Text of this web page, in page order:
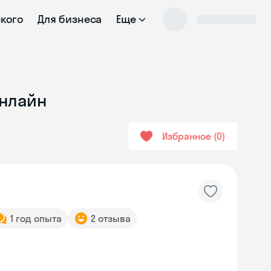
Для бизнеса Еще
Избранное 0
1 год опыта 2 отзыва